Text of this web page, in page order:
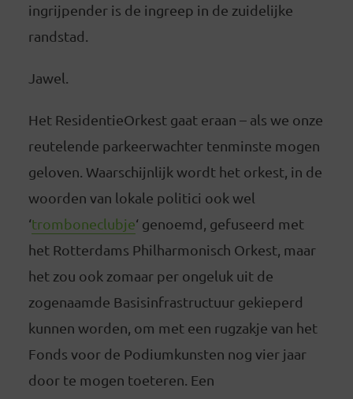
ingrijpender is de ingreep in de zuidelijke
randstad.
Jawel.
Het ResidentieOrkest gaat eraan – als we onze
reutelende parkeerwachter tenminste mogen
geloven. Waarschijnlijk wordt het orkest, in de
woorden van lokale politici ook wel
‘tromboneclubje‘ genoemd, gefuseerd met
het Rotterdams Philharmonisch Orkest, maar
het zou ook zomaar per ongeluk uit de
zogenaamde Basisinfrastructuur gekieperd
kunnen worden, om met een rugzakje van het
Fonds voor de Podiumkunsten nog vier jaar
door te mogen toeteren. Een